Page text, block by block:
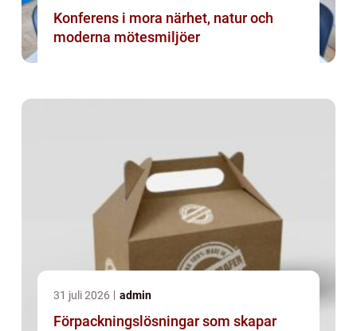
Konferens i mora närhet, natur och
moderna mötesmiljöer
31 juli 2026 admin
Förpackningslösningar som skapar